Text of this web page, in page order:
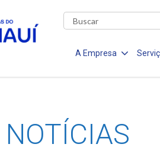
A Empresa
NOTÍCIAS